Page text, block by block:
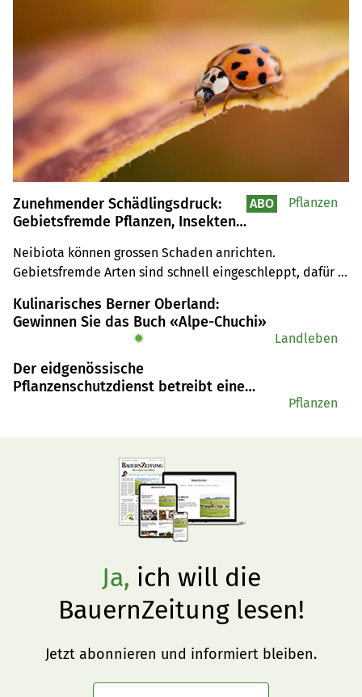
Zunehmender Schädlingsdruck:
Gebietsfremde Pflanzen, Insekten
Neibiota können grossen Schaden anrichten.
Gebietsfremde Arten sind schnell eingeschleppt, dafür
ABO Pflanzen
Kulinarisches Berner Oberland:
Gewinnen Sie das Buch «Alpe-Chuchi»
✹ Landleben
Der eidgenössische
Pflanzenschutzdienst betreibt eine
Pflanzen
Ja, ich will die
BauernZeitung lesen!
Jetzt abonnieren und informiert bleiben.